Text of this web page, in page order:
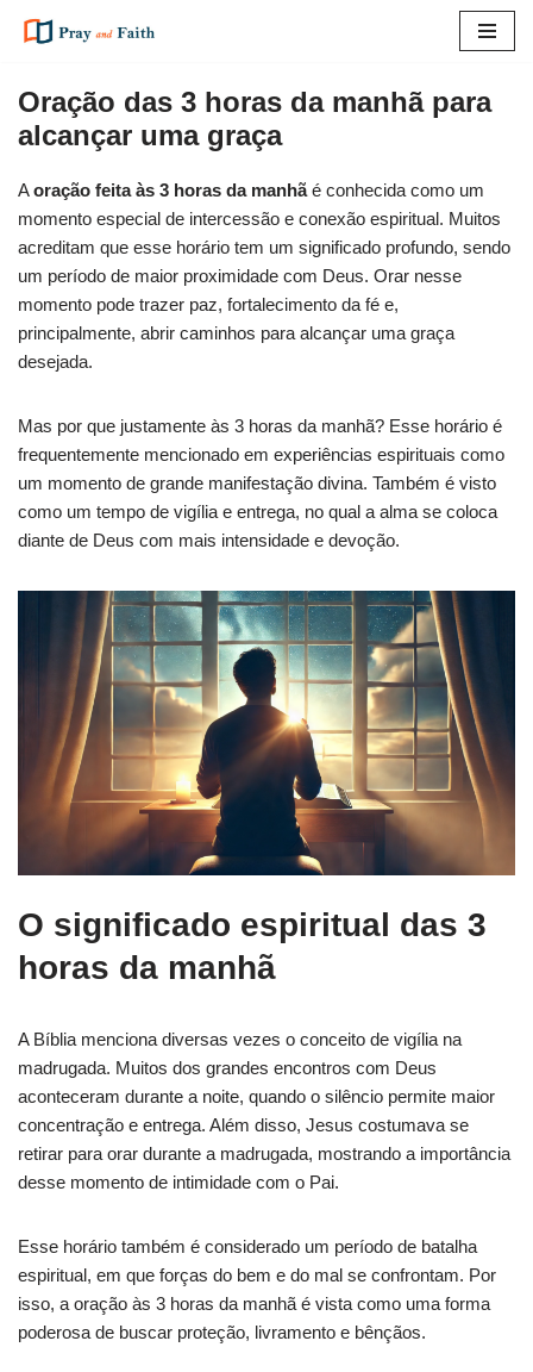
para
conteúdo
Oração das 3 horas da manhã para
alcançar uma graça
Aoração feita às 3 horas da manhãé conhecida como um
momento especial de intercessão e conexão espiritual. Muitos
acreditam que esse horário tem um significado profundo, sendo
um período de maior proximidade com Deus. Orar nesse
momento pode trazer paz, fortalecimento da fé e,
principalmente, abrir caminhos para alcançar uma graça
desejada.
Mas por que justamente às 3 horas da manhã? Esse horário é
frequentemente mencionado em experiências espirituais como
um momento de grande manifestação divina. Também é visto
como um tempo de vigília e entrega, no qual a alma se coloca
diante de Deus com mais intensidade e devoção.
O significado espiritual das 3
horas da manhã
A Bíblia menciona diversas vezes o conceito de vigília na
madrugada. Muitos dos grandes encontros com Deus
aconteceram durante a noite, quando o silêncio permite maior
concentração e entrega. Além disso, Jesus costumava se
retirar para orar durante a madrugada, mostrando a importância
desse momento de intimidade com o Pai.
Esse horário também é considerado um período de batalha
espiritual, em que forças do bem e do mal se confrontam. Por
isso, a oração às 3 horas da manhã é vista como uma forma
poderosa de buscar proteção, livramento e bênçãos.